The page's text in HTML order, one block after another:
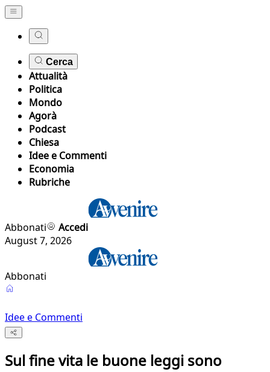
Cerca
Attualità
Politica
Mondo
Agorà
Podcast
Chiesa
Idee e Commenti
Economia
Rubriche
Abbonati
Accedi
August 7, 2026
Abbonati
Idee e Commenti
Sul fine vita le buone leggi sono